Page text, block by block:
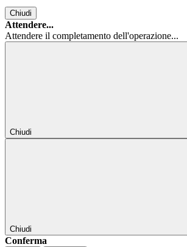
Chiudi
Attendere...
Attendere il completamento dell'operazione...
Chiudi
Chiudi
Conferma